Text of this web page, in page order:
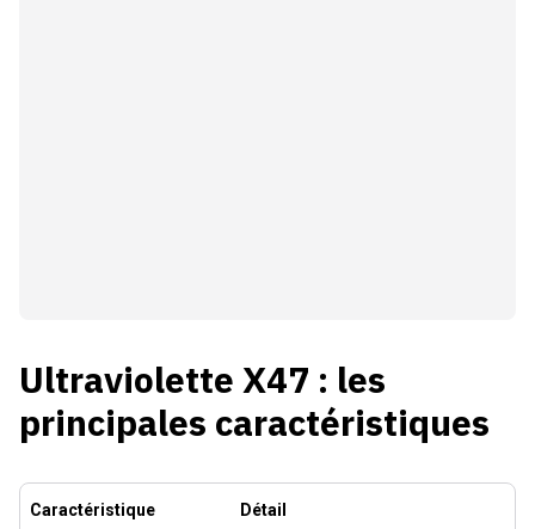
Ultraviolette X47 : les
principales caractéristiques
Caractéristique Détail